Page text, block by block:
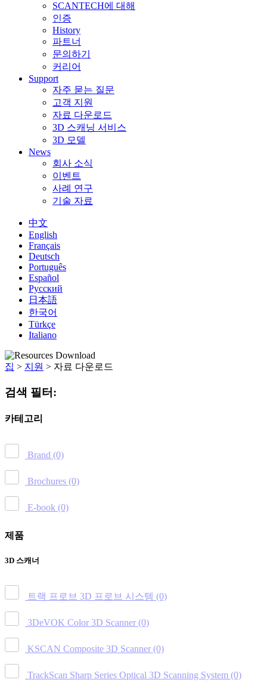
SCANTECH에 대해
인증
History
파트너
문의하기
커리어
Support
자주 묻는 질문
고객 지원
자료 다운로드
3D 스캐닝 서비스
3D 모델
News
회사 소식
이벤트
사례 연구
기술 자료
中文
English
Français
Deutsch
Português
Español
Русский
日本語
한국어
Türkçe
Italiano
집 > 지원 > 자료 다운로드
검색 필터:
카테고리
Brand (0)
Brochures (0)
E-book (0)
제품
3D 스캐너
트랙 프로브 3D 프로브 시스템 (0)
3DeVOK Color 3D Scanner (0)
KSCAN Composite 3D Scanner (0)
TrackScan Sharp Series Optical 3D Scanning System (0)